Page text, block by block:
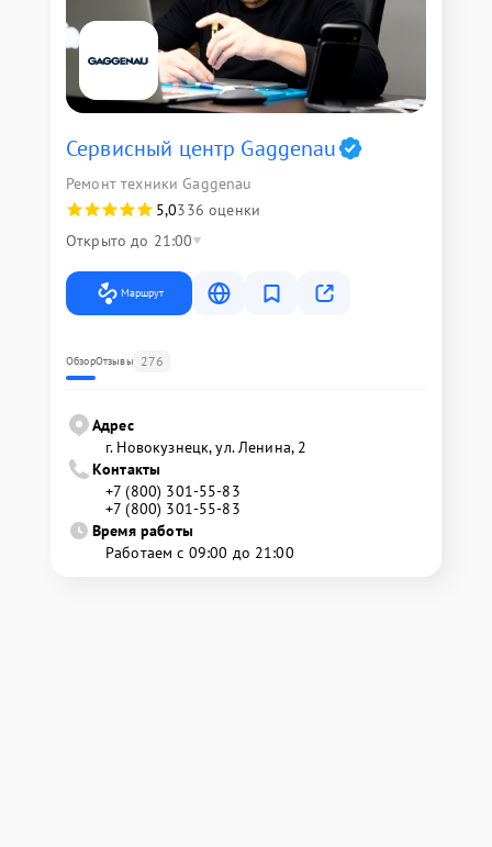
Сервисный центр Gaggenau
Ремонт техники Gaggenau
5,0336 оценки
Открыто до 21:00
Маршрут
ОбзорОтзывы 276
Адрес
г. Новокузнецк, ул. Ленина, 2
Контакты
+7 (800) 301-55-83
+7 (800) 301-55-83
Время работы
Работаем с 09:00 до 21:00